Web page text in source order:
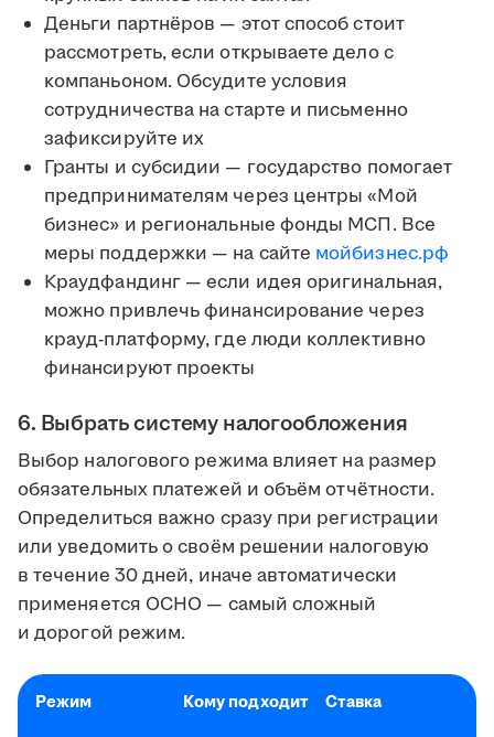
Деньги партнёров — этот способ стоит
рассмотреть, если открываете дело с
компаньоном. Обсудите условия
сотрудничества на старте и письменно
зафиксируйте их
Гранты и субсидии — государство помогает
предпринимателям через центры «Мой
бизнес» и региональные фонды МСП. Все
меры поддержки — на сайте мойбизнес.рф
Краудфандинг — если идея оригинальная,
можно привлечь финансирование через
крауд-платформу, где люди коллективно
финансируют проекты
6. Выбрать систему налогообложения
Выбор налогового режима влияет на размер
обязательных платежей и объём отчётности.
Определиться важно сразу при регистрации
или уведомить о своём решении налоговую
в течение 30 дней, иначе автоматически
применяется ОСНО — самый сложный
и дорогой режим.
Режим Кому подходит Ставка